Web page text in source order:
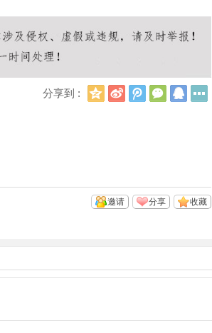
分享到 :
Q
新
浪
腾
讯
微
信
Q
收藏
分享
邀请